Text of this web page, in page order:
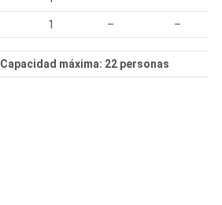
1 – –
Capacidad máxima: 22 personas